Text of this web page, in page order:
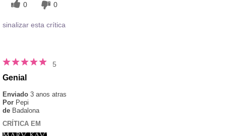
0 0
sinalizar esta crítica
5
Genial
Enviado 3 anos atras
Por Pepi
de Badalona
CRÍTICA EM